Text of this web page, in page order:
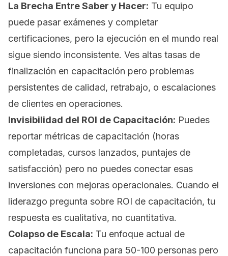
La Brecha Entre Saber y Hacer: Tu equipo
puede pasar exámenes y completar
certificaciones, pero la ejecución en el mundo real
sigue siendo inconsistente. Ves altas tasas de
finalización en capacitación pero problemas
persistentes de calidad, retrabajo, o escalaciones
de clientes en operaciones.
Invisibilidad del ROI de Capacitación: Puedes
reportar métricas de capacitación (horas
completadas, cursos lanzados, puntajes de
satisfacción) pero no puedes conectar esas
inversiones con mejoras operacionales. Cuando el
liderazgo pregunta sobre ROI de capacitación, tu
respuesta es cualitativa, no cuantitativa.
Colapso de Escala: Tu enfoque actual de
capacitación funciona para 50-100 personas pero